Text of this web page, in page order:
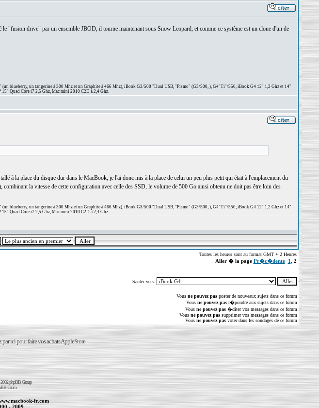
"fusion drive" par un ensemble JBOD, il tourne maintenant sous Snow Leopard, et comme ce système est un clone d'un de
blueberry, un tangerine à 300 Mhz et un Graphite à 466 Mhz), iBook G3/500 "Dual USB, "Pismo" (G3/500, ), G4"Ti"/550, iBook G4 12" 1,2 Ghz et 14"
Quad Core i7 2,5 Ghz, Mac mini 2010 C2D à 2,4 Ghz.
à la place du disque dur dans le MacBook, je l'ai donc mis à la place de celui un peu plus petit qui était à l'emplacement du
la vitesse de cette configuration avec celle des SSD, le volume de 500 Go ainsi obtenu ne doit pas être loin des
blueberry, un tangerine à 300 Mhz et un Graphite à 466 Mhz), iBook G3/500 "Dual USB, "Pismo" (G3/500, ), G4"Ti"/550, iBook G4 12" 1,2 Ghz et 14"
Quad Core i7 2,5 Ghz, Mac mini 2010 C2D à 2,4 Ghz.
Toutes les heures sont au format GMT + 2 Heures
Aller � la page Pr�c�dente 1, 2
Sauter vers:
Vous ne pouvez pasposter de nouveaux sujets dans ce forum
Vous ne pouvez pasr�pondre aux sujets dans ce forum
Vous ne pouvez pas�diter vos messages dans ce forum
Vous ne pouvez passupprimer vos messages dans ce forum
Vous ne pouvez pasvoter dans les sondages de ce forum
ici pour faire vos achats AppleStore
phpBB Group
fr.com
fr.com
- 2009